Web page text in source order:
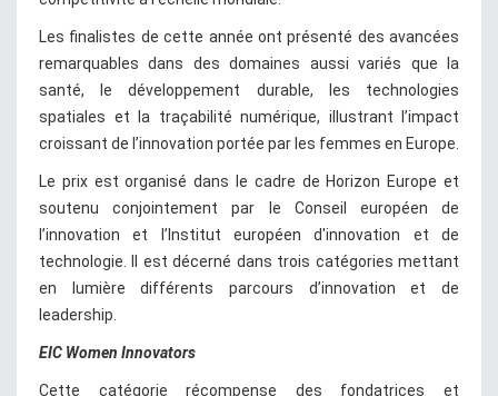
Les finalistes de cette année ont présenté des avancées
remarquables dans des domaines aussi variés que la
santé, le développement durable, les technologies
spatiales et la traçabilité numérique, illustrant l’impact
croissant de l’innovation portée par les femmes en Europe.
Le prix est organisé dans le cadre de Horizon Europe et
soutenu conjointement par le Conseil européen de
l’innovation et l’Institut européen d'innovation et de
technologie. Il est décerné dans trois catégories mettant
en lumière différents parcours d’innovation et de
leadership.
EIC Women Innovators
Cette catégorie récompense des fondatrices et